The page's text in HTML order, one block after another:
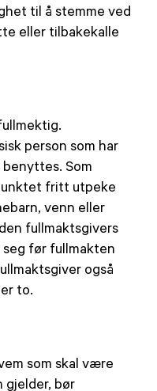
til å stemme ved
eller tilbakekalle
person som har
Som
fritt utpeke
venn eller
fullmaktsgivers
før fullmakten
også
to.
som skal være
gjelder, bør